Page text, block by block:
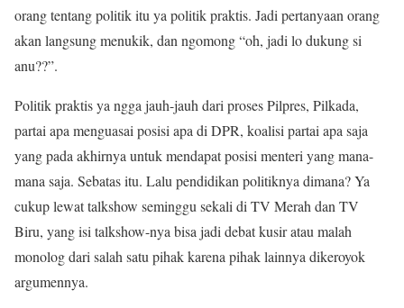
orang tentang politik itu ya politik praktis. Jadi pertanyaan orang
akan langsung menukik, dan ngomong “oh, jadi lo dukung si
anu??”.
Politik praktis ya ngga jauh-jauh dari proses Pilpres, Pilkada,
partai apa menguasai posisi apa di DPR, koalisi partai apa saja
yang pada akhirnya untuk mendapat posisi menteri yang mana-
mana saja. Sebatas itu. Lalu pendidikan politiknya dimana? Ya
cukup lewat talkshow seminggu sekali di TV Merah dan TV
Biru, yang isi talkshow-nya bisa jadi debat kusir atau malah
monolog dari salah satu pihak karena pihak lainnya dikeroyok
argumennya.